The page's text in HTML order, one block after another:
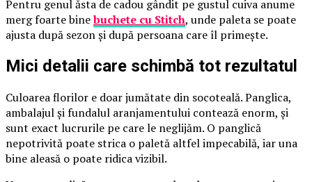
Pentru genul ăsta de cadou gândit pe gustul cuiva anume
merg foarte binebuchete cu Stitch, unde paleta se poate
ajusta după sezon și după persoana care îl primește.
Mici detalii care schimbă tot rezultatul
Culoarea florilor e doar jumătate din socoteală. Panglica,
ambalajul și fundalul aranjamentului contează enorm, și
sunt exact lucrurile pe care le neglijăm. O panglică
nepotrivită poate strica o paletă altfel impecabilă, iar una
bine aleasă o poate ridica vizibil.